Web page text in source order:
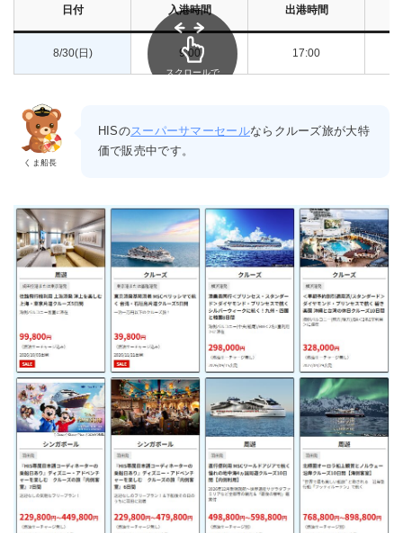
日付 入港時間 出港時間
8/30(日) 9:00 17:00
スクロールで
くま船長
HISのスーパーサマーセールならクルーズ旅が大特
価で販売中です。